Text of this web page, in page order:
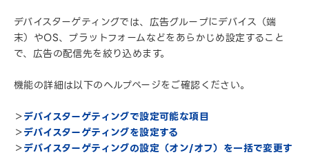
デバイスターゲティングでは、広告グループにデバイス（端
末）やOS、プラットフォームなどをあらかじめ設定すること
で、広告の配信先を絞り込めます。
機能の詳細は以下のヘルプページをご確認ください。
＞デバイスターゲティングで設定可能な項目
＞デバイスターゲティングを設定する
＞デバイスターゲティングの設定（オン/オフ）を一括で変更す